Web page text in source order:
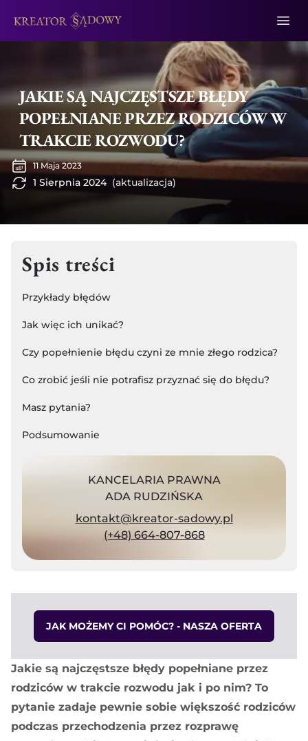
JAKIE SĄ NAJCZĘSTSZE BŁĘDY
POPEŁNIANE PRZEZ RODZICÓW W
TRAKCIE ROZWODU?
11 Maja 2023
1 Sierpnia 2024 (aktualizacja)
Spis treści
Przykłady błędów
Jak więc ich unikać?
Czy popełnienie błędu czyni ze mnie złego rodzica?
Co zrobić jeśli nie potrafisz przyznać się do błędu?
Masz pytania?
Podsumowanie
KANCELARIA PRAWNA
ADA RUDZIŃSKA
kontakt@kreator-sadowy.pl
(+48) 664-807-868
JAK MOŻEMY CI POMÓC? - NASZA OFERTA
Jakie są najczęstsze błędy popełniane przez
rodziców w trakcie rozwodu jak i po nim? To
pytanie zadaje pewnie sobie większość rodziców
podczas przechodzenia przez rozprawę